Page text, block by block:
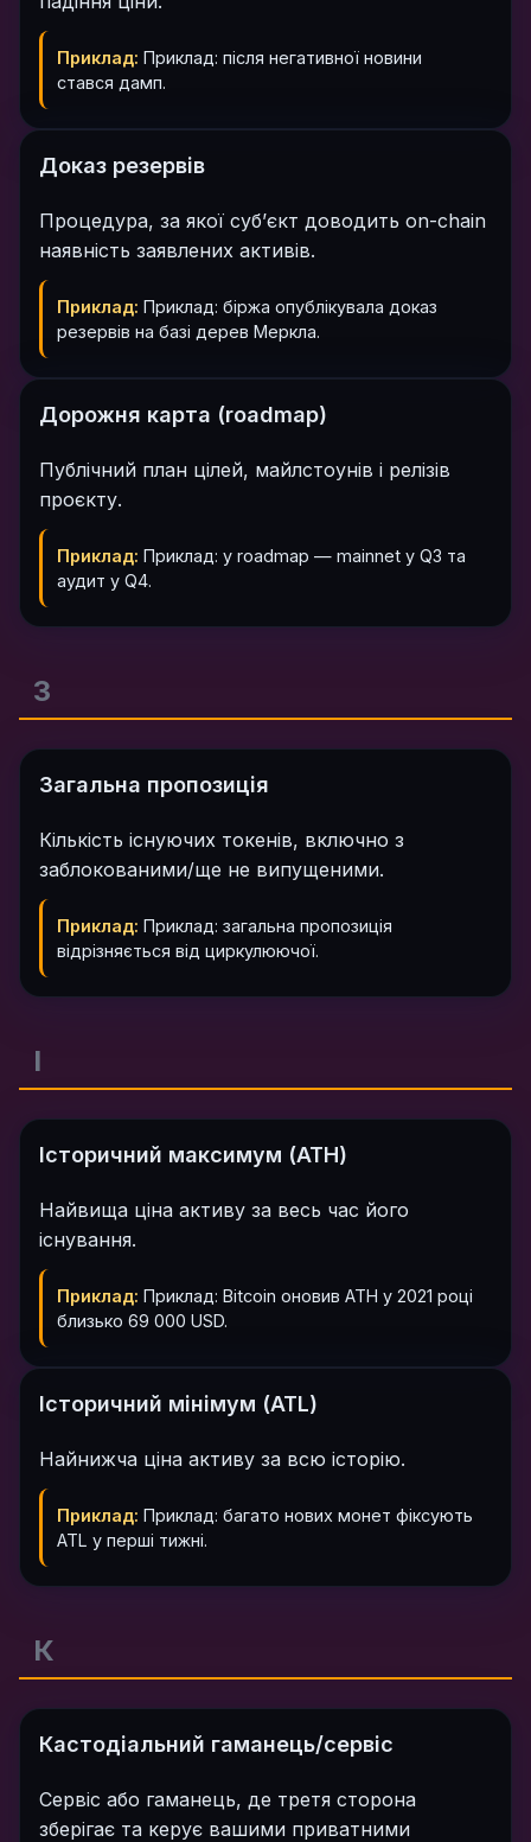
Приклад: Приклад: після негативної новини
стався дамп.
Доказ резервів
Процедура, за якої суб’єкт доводить on-chain
наявність заявлених активів.
Приклад: Приклад: біржа опублікувала доказ
резервів на базі дерев Меркла.
Дорожня карта (roadmap)
Публічний план цілей, майлстоунів і релізів
проєкту.
Приклад: Приклад: у roadmap — mainnet у Q3 та
аудит у Q4.
З
Загальна пропозиція
Кількість існуючих токенів, включно з
заблокованими/ще не випущеними.
Приклад: Приклад: загальна пропозиція
відрізняється від циркулюючої.
І
Історичний максимум (ATH)
Найвища ціна активу за весь час його
існування.
Приклад: Приклад: Bitcoin оновив ATH у 2021 році
близько 69 000 USD.
Історичний мінімум (ATL)
Найнижча ціна активу за всю історію.
Приклад: Приклад: багато нових монет фіксують
ATL у перші тижні.
К
Кастодіальний гаманець/сервіс
Сервіс або гаманець, де третя сторона
зберігає та керує вашими приватними